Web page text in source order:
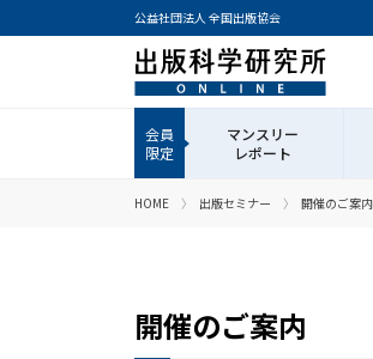
公益社団法人 全国出版協会
マンスリー
レポート
HOME 出版セミナー 開催のご案内
開催のご案内